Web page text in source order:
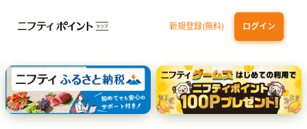
新規登録(無料) ログイン
dカード GOLD 三井住友カード ゴールド（NL）（家族カード発行）
【実質初月無料】DMM | Disney+(ディズニープラス) セットプラン
SBI証券 確定拠出年金（iDeCo）